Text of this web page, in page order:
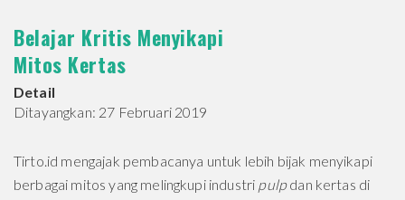
Belajar Kritis Menyikapi
Mitos Kertas
Detail
Ditayangkan: 27 Februari 2019
Tirto.id mengajak pembacanya untuk lebih bijak menyikapi
berbagai mitos yang melingkupi industri pulpdan kertas di